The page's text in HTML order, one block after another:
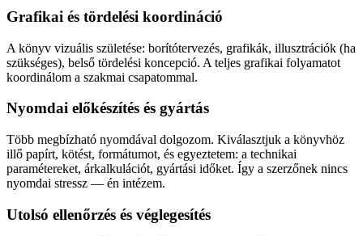
Grafikai és tördelési koordináció
A könyv vizuális születése: borítótervezés, grafikák, illusztrációk (ha
szükséges), belső tördelési koncepció. A teljes grafikai folyamatot
koordinálom a szakmai csapatommal.
Nyomdai előkészítés és gyártás
Több megbízható nyomdával dolgozom. Kiválasztjuk a könyvhöz
illő papírt, kötést, formátumot, és egyeztetem: a technikai
paramétereket, árkalkulációt, gyártási időket. Így a szerzőnek nincs
nyomdai stressz — én intézem.
Utolsó ellenőrzés és véglegesítés